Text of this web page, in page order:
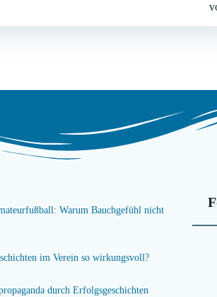
Warum Bauchgefühl nicht
im Verein so wirkungsvoll?
durch Erfolgsgeschichten